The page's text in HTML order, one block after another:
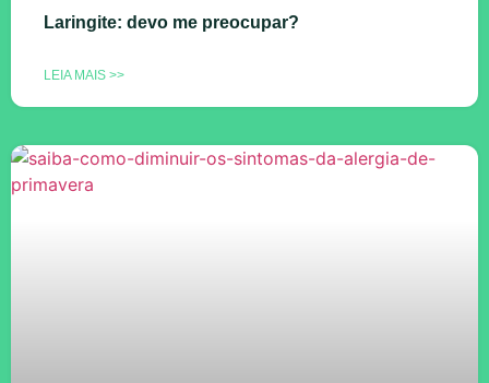
Laringite: devo me preocupar?
LEIA MAIS >>